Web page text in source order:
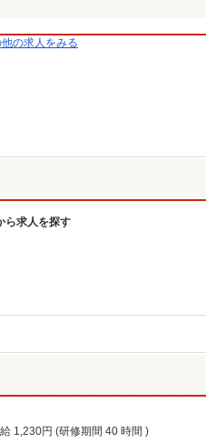
の求人をみる
ら求人を探す
1,230円 (研修期間 40 時間 )